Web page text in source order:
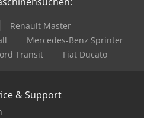
Renault Master
Mercedes-Benz Sprinter
Transit Fiat Ducato
& Support